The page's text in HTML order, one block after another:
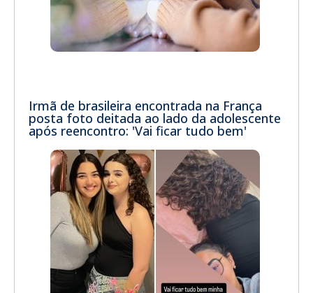
Irmã de brasileira encontrada na França
posta foto deitada ao lado da adolescente
após reencontro: 'Vai ficar tudo bem'